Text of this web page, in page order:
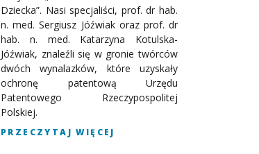
Dziecka”. Nasi specjaliści, prof. dr hab.
n. med. Sergiusz Jóźwiak oraz prof. dr
hab. n. med. Katarzyna Kotulska-
Jóźwiak, znaleźli się w gronie twórców
dwóch wynalazków, które uzyskały
ochronę patentową Urzędu
Patentowego Rzeczypospolitej
Polskiej.
PRZECZYTAJ WIĘCEJ